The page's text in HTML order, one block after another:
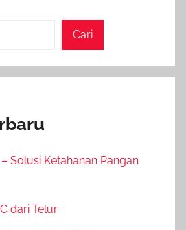
Cari
Solusi Ketahanan Pangan
dari Telur